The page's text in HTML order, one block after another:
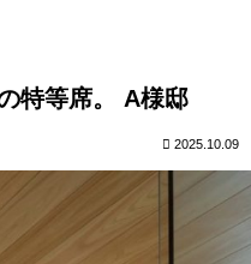
特等席。 A様邸
2025.10.09